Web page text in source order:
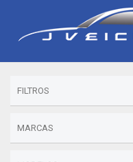
FILTROS
MARCAS